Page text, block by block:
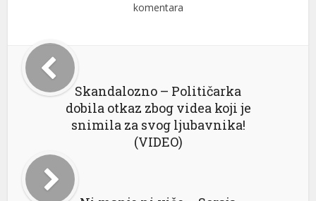
komentara
Skandalozno – Političarka
dobila otkaz zbog videa koji je
snimila za svog ljubavnika!
(VIDEO)